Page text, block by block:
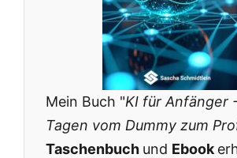
Mein Buch "KI für Anfänger
Tagen vom Dummy zum
Taschenbuch und Ebook